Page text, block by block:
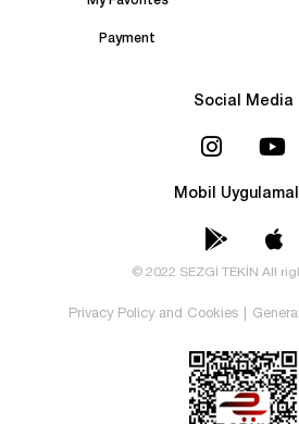
Payment
Social Media
Mobil
© 2022 SEZGİ TEKİN All
Privacy Policy and Cookies